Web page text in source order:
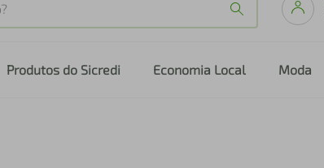
Produtos do Sicredi Economia Local Moda